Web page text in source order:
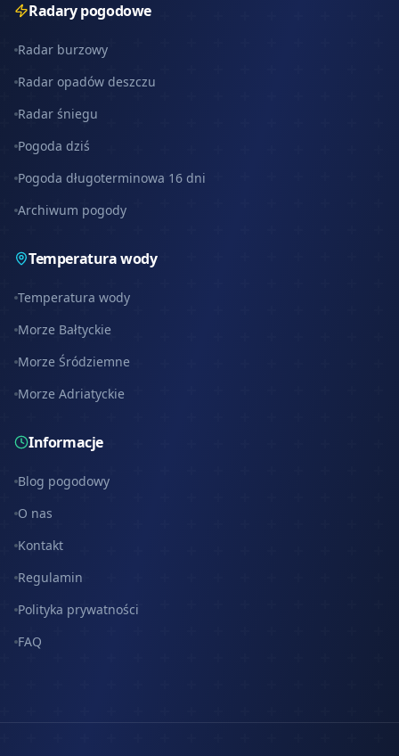
Radary pogodowe
Radar burzowy
Radar opadów deszczu
Radar śniegu
Pogoda dziś
Pogoda długoterminowa 16 dni
Archiwum pogody
Temperatura wody
Temperatura wody
Morze Bałtyckie
Morze Śródziemne
Morze Adriatyckie
Informacje
Blog pogodowy
O nas
Kontakt
Regulamin
Polityka prywatności
FAQ